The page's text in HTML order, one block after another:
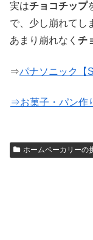
実はチョコチップ
で、少し崩れてし
あまり崩れなく チ
⇒パナソニック【
⇒お菓子・パン作
ホームベーカリーの